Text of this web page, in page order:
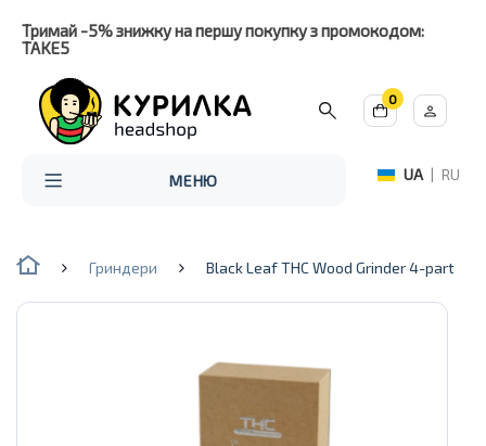
Тримай -5% знижку на першу покупку з промокодом:
TAKE5
0
МЕНЮ UA | RU
Гриндери Black Leaf THC Wood Grinder 4-part